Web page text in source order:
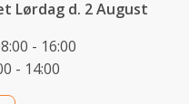
Lørdag d. 2 August
- 16:00
- 14:00